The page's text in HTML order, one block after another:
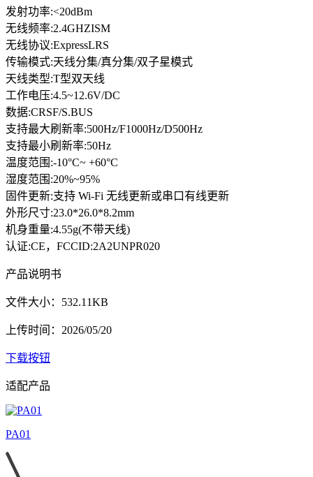
发射功率:<20dBm
无线频率:2.4GHZISM
无线协议:ExpressLRS
传输模式:天线分集/真分集/双子星模式
天线类型:T型双天线
工作电压:4.5~12.6V/DC
数据:CRSF/S.BUS
支持最大刷新率:500Hz/F1000Hz/D500Hz
支持最小刷新率:50Hz
温度范围:-10°C~ +60°C
湿度范围:20%~95%
固件更新:支持 Wi-Fi 无线更新或串口有线更新
外形尺寸:23.0*26.0*8.2mm
机身重量:4.55g(不带天线)
认证:CE，FCCID:2A2UNPR020
产品说明书
文件大小：532.11KB
上传时间：2026/05/20
下载按钮
适配产品
PA01